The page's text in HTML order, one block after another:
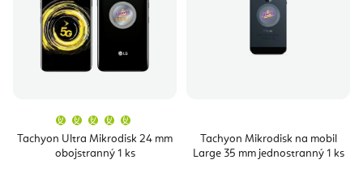
Tachyon Ultra Mikrodisk 24 mm
obojstranný 1 ks
produktu
je
5,0
Tachyon Mikrodisk na mobil
Large 35 mm jednostranný 1 ks